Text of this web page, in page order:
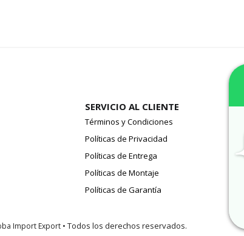
SERVICIO AL CLIENTE
Términos y Condiciones
Políticas de Privacidad
Políticas de Entrega
Políticas de Montaje
Políticas de Garantía
Import Export• Todos los derechos reservados.